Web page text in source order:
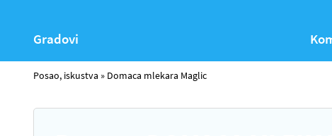
Gradovi
Posao, iskustva » Domaca mlekara Maglic